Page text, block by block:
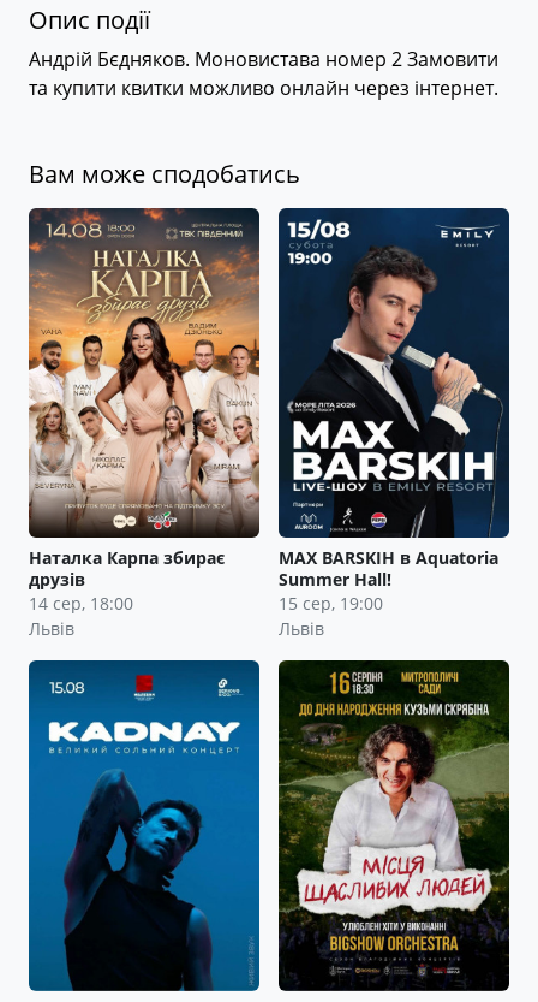
Опис події
Андрій Бєдняков. Моновистава номер 2 Замовити
та купити квитки можливо онлайн через інтернет.
Вам може сподобатись
Наталка Карпа збирає
друзів
14 сер, 18:00
Львів
MAX BARSKIH в Aquatoria
Summer Hall!
15 сер, 19:00
Львів